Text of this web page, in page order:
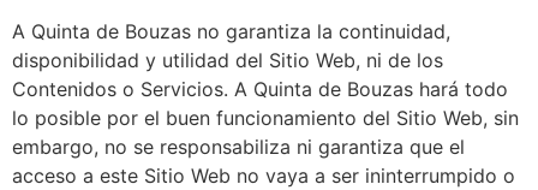
A Quinta de Bouzas no garantiza la continuidad,
disponibilidad y utilidad del Sitio Web, ni de los
Contenidos o Servicios. A Quinta de Bouzas hará todo
lo posible por el buen funcionamiento del Sitio Web, sin
embargo, no se responsabiliza ni garantiza que el
acceso a este Sitio Web no vaya a ser ininterrumpido o